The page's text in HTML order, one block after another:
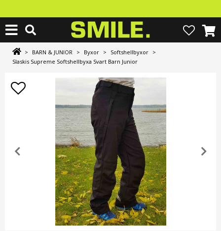
> BARN & JUNIOR > Byxor > Softshellbyxor >
Slaskis Supreme Softshellbyxa Svart Barn Junior